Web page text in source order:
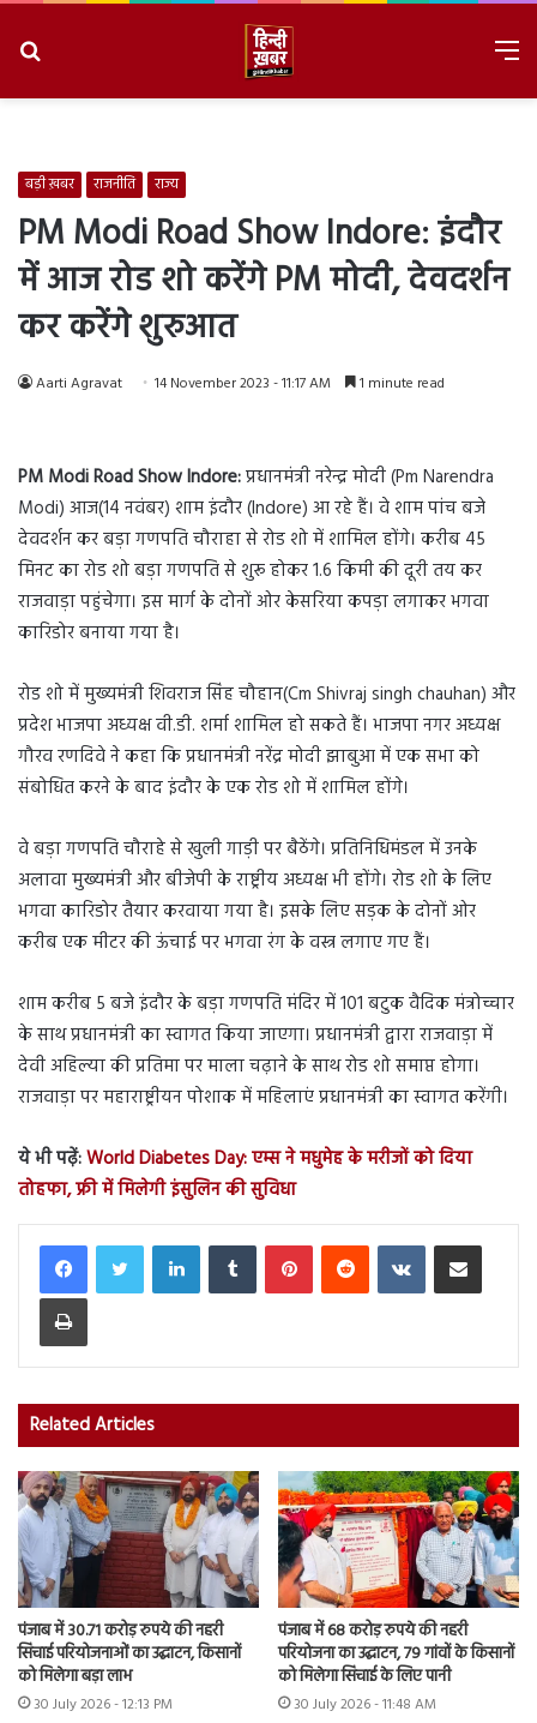
बड़ी ख़बर राजनीति राज्य
PM Modi Road Show Indore: इंदौर
में आज रोड शो करेंगे PM मोदी, देवदर्शन
कर करेंगे शुरुआत
Aarti Agravat 14 November 2023 - 11:17 AM 1 minute read
PM Modi Road Show Indore:प्रधानमंत्री नरेन्द्र मोदी (Pm Narendra
Modi) आज(14 नवंबर) शाम इंदौर (Indore) आ रहे हैं। वे शाम पांच बजे
देवदर्शन कर बड़ा गणपति चौराहा से रोड शो में शामिल होंगे। करीब 45
मिनट का रोड शो बड़ा गणपति से शुरू होकर 1.6 किमी की दूरी तय कर
राजवाड़ा पहुंचेगा। इस मार्ग के दोनों ओर केसरिया कपड़ा लगाकर भगवा
कारिडोर बनाया गया है।
रोड शो में मुख्यमंत्री शिवराज सिंह चौहान(Cm Shivraj singh chauhan) और
प्रदेश भाजपा अध्यक्ष वी.डी. शर्मा शामिल हो सकते हैं। भाजपा नगर अध्यक्ष
गौरव रणदिवे ने कहा कि प्रधानमंत्री नरेंद्र मोदी झाबुआ में एक सभा को
संबोधित करने के बाद इंदौर के एक रोड शो में शामिल होंगे।
वे बड़ा गणपति चौराहे से खुली गाड़ी पर बैठेंगे। प्रतिनिधिमंडल में उनके
अलावा मुख्यमंत्री और बीजेपी के राष्ट्रीय अध्यक्ष भी होंगे। रोड शो के लिए
भगवा कारिडोर तैयार करवाया गया है। इसके लिए सड़क के दोनों ओर
करीब एक मीटर की ऊंचाई पर भगवा रंग के वस्त्र लगाए गए हैं।
शाम करीब 5 बजे इंदौर के बड़ा गणपति मंदिर में 101 बटुक वैदिक मंत्रोच्चार
के साथ प्रधानमंत्री का स्वागत किया जाएगा। प्रधानमंत्री द्वारा राजवाड़ा में
देवी अहिल्या की प्रतिमा पर माला चढ़ाने के साथ रोड शो समाप्त होगा।
राजवाड़ा पर महाराष्ट्रीयन पोशाक में महिलाएं प्रधानमंत्री का स्वागत करेंगी।
ये भी पढ़ें:World Diabetes Day: एम्स ने मधुमेह के मरीजों को दिया
तोहफा, फ्री में मिलेगी इंसुलिन की सुविधा
LinkedInTumblr PinterestReddit VKontakteShare via Email
Print
Related Articles
पंजाब में 30.71 करोड़ रुपये की नहरी
सिंचाई परियोजनाओं का उद्घाटन, किसानों
को मिलेगा बड़ा लाभ
30 July 2026 - 12:13 PM
पंजाब में 68 करोड़ रुपये की नहरी
परियोजना का उद्घाटन, 79 गांवों के किसानों
को मिलेगा सिंचाई के लिए पानी
30 July 2026 - 11:48 AM